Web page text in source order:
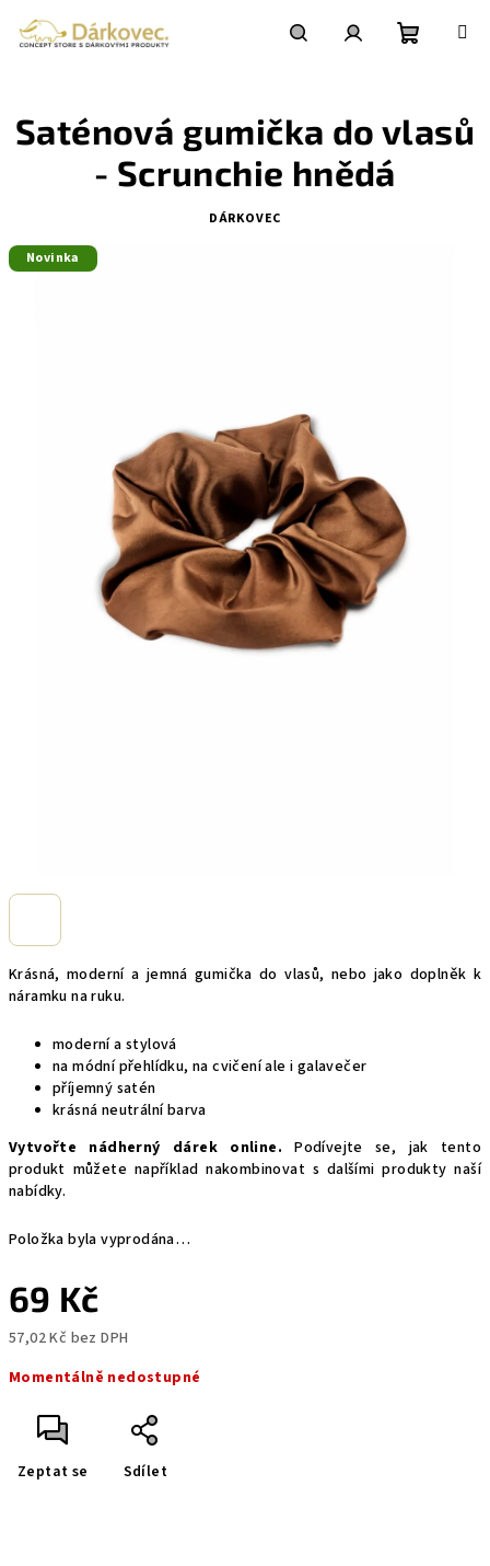
obsah
košík
Krásná, moderní a jemná gumička do vlasů, nebo jako doplněk k
náramku na ruku.
moderní a stylová
na módní přehlídku, na cvičení ale i galavečer
příjemný satén
krásná neutrální barva
Vytvořte nádherný dárek online.Podívejte se, jak tento
produkt můžete například nakombinovat s dalšími produkty naší
nabídky.
Položka byla vyprodána…
69 Kč
57,02 Kč bez DPH
cena:
Momentálně nedostupné
Zeptat se Sdílet
Saténová gumička do vlasů
- Scrunchie hnědá
DÁRKOVEC
Novinka